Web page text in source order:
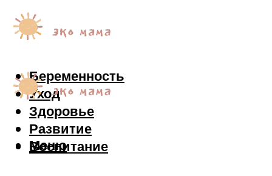
Беременность
Уход
Здоровье
Развитие
Воспитание
Меню